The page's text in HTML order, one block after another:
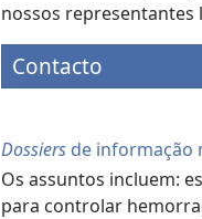
nossos representantes
Contacto
Dossiers de informação
Os assuntos incluem:
para controlar